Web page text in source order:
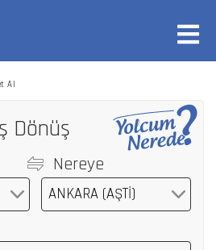
Al
Dönüş
Nereye
ANKARA (AŞTİ)